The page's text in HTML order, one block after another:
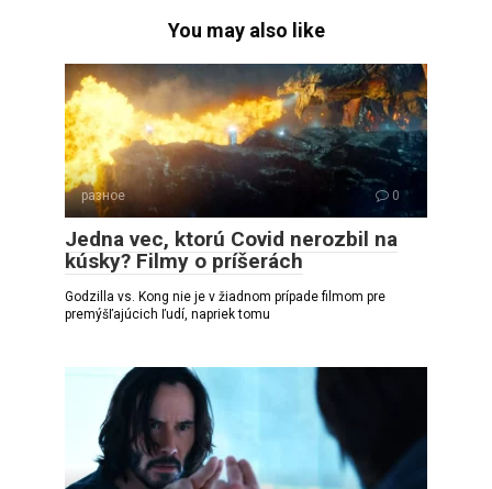
You may also like
разное 0
Jedna vec, ktorú Covid nerozbil na
kúsky? Filmy o príšerách
Godzilla vs. Kong nie je v žiadnom prípade filmom pre
premýšľajúcich ľudí, napriek tomu